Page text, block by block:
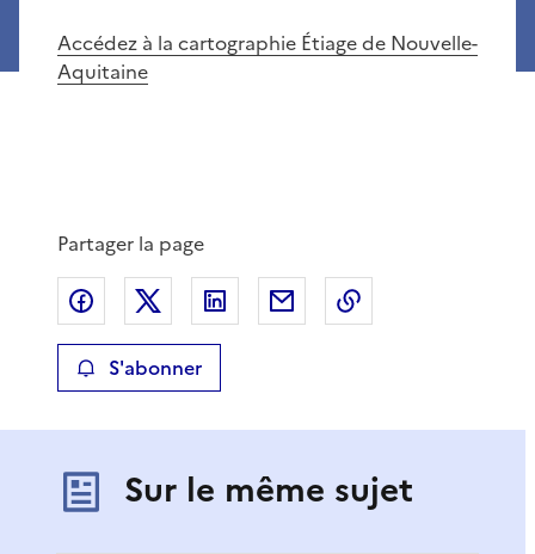
Accédez à la cartographie Étiage de Nouvelle-
Aquitaine
Partager la page
Partager sur Facebook
Partager sur XPartager sur LinkedIn
Partager par email
S'abonner
Sur le même sujet